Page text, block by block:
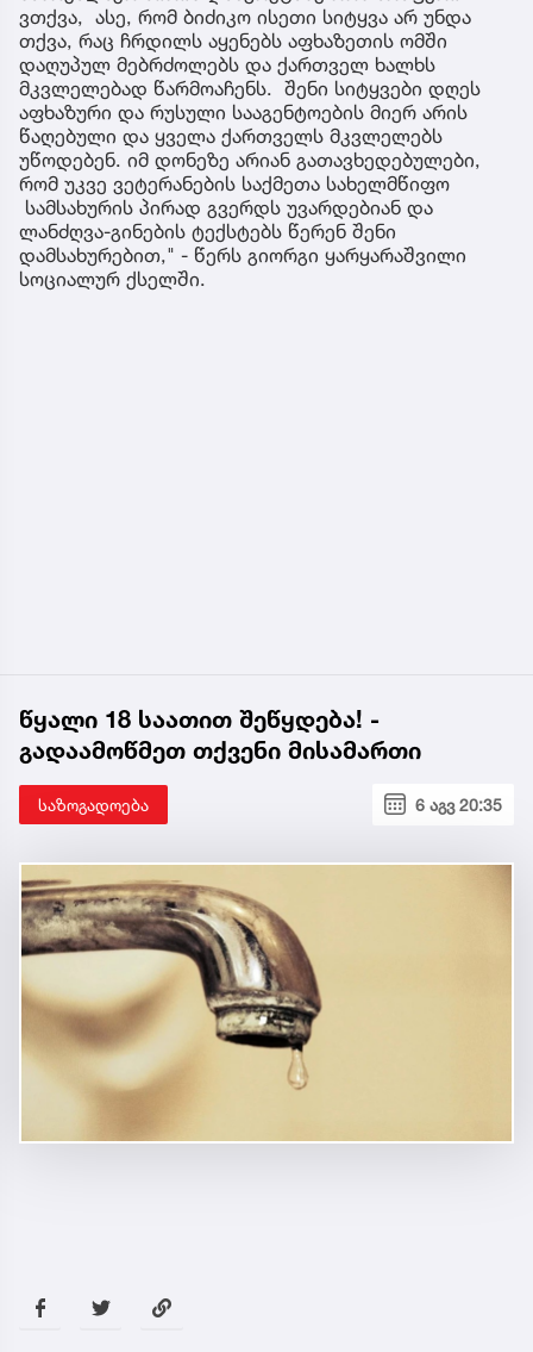
ვთქვა, ასე, რომ ბიძიკო ისეთი სიტყვა არ უნდა
თქვა, რაც ჩრდილს აყენებს აფხაზეთის ომში
დაღუპულ მებრძოლებს და ქართველ ხალხს
მკვლელებად წარმოაჩენს. შენი სიტყვები დღეს
აფხაზური და რუსული სააგენტოების მიერ არის
წაღებული და ყველა ქართველს მკვლელებს
უწოდებენ. იმ დონეზე არიან გათავხედებულები,
რომ უკვე ვეტერანების საქმეთა სახელმწიფო
სამსახურის პირად გვერდს უვარდებიან და
ლანძღვა-გინების ტექსტებს წერენ შენი
დამსახურებით," - წერს გიორგი ყარყარაშვილი
სოციალურ ქსელში.
წყალი 18 საათით შეწყდება! -
გადაამოწმეთ თქვენი მისამართი
საზოგადოება 6 აგვ 20:35